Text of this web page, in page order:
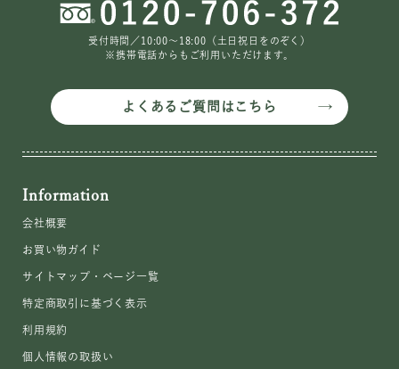
受付時間／10:00〜18:00（土日祝日をのぞく）
※携帯電話からもご利用いただけます。
よくあるご質問はこちら
Information
会社概要
お買い物ガイド
サイトマップ・ページ一覧
特定商取引に基づく表示
利用規約
個人情報の取扱い